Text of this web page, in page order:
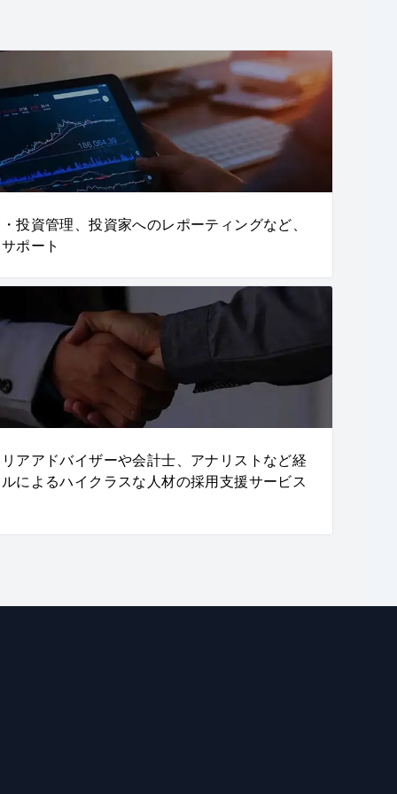
投資管理、投資家へのレポーティングなど、
ポート
アアドバイザーや会計士、アナリストなど経
によるハイクラスな人材の採用支援サービス